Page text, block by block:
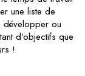
une liste de
développer ou
d’objectifs que
!